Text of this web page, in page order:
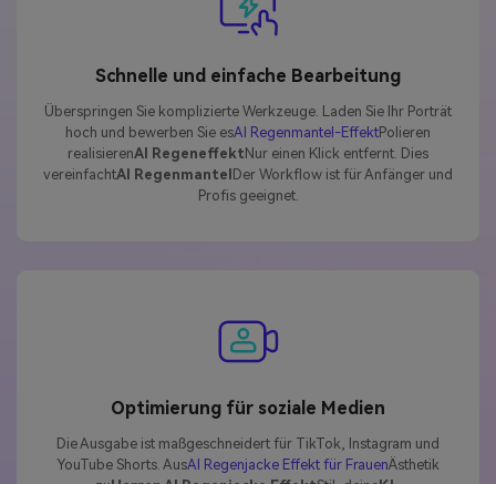
Schnelle und einfache Bearbeitung
Überspringen Sie komplizierte Werkzeuge. Laden Sie Ihr Porträt
hoch und bewerben Sie esAI Regenmantel-EffektPolieren
realisierenAI Regeneffekt Nur einen Klick entfernt. Dies
vereinfachtAI Regenmantel Der Workflow ist für Anfänger und
Profis geeignet.
Optimierung für soziale Medien
Die Ausgabe ist maßgeschneidert für TikTok, Instagram und
YouTube Shorts. AusAI Regenjacke Effekt für FrauenÄsthetik